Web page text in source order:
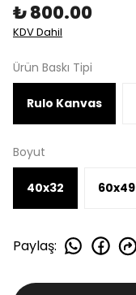
₺ 800.00
KDV Dahil
Ürün Baskı Tipi
Rulo Kanvas
Boyut
40x32 60x49
Paylaş: